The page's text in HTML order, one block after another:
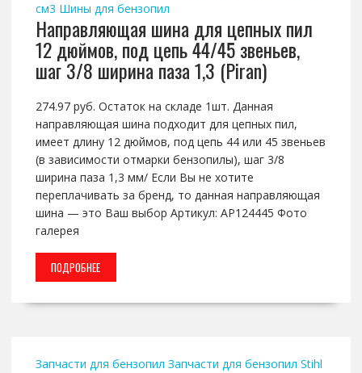
см3 Шины для бензопил
Направляющая шина для цепных пил
12 дюймов, под цепь 44/45 звеньев,
шаг 3/8 ширина паза 1,3 (Piran)
274.97 руб. Остаток на складе 1шт. Данная
направляющая шина подходит для цепных пил,
имеет длину 12 дюймов, под цепь 44 или 45 звеньев
(в зависимости отмарки бензопилы), шаг 3/8
ширина паза 1,3 мм/ Если Вы не хотите
переплачивать за бренд, то данная направляющая
шина — это Ваш выбор Артикул: AP124445 Фото
галерея
ПОДРОБНЕЕ
Запчасти для бензопил Запчасти для бензопил Stihl